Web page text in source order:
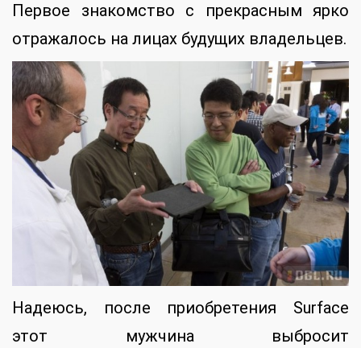
Первое знакомство с прекрасным ярко
отражалось на лицах будущих владельцев.
Надеюсь, после приобретения Surface
этот мужчина выбросит